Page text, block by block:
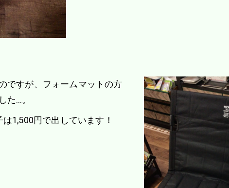
ですが、フォームマットの方
た…。
1,500円で出しています！